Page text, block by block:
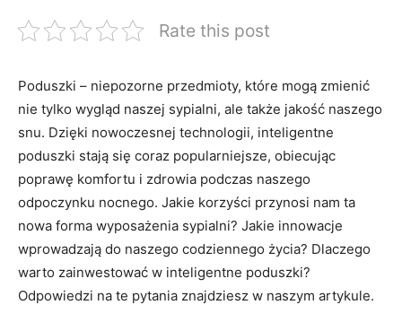
Rate this post
Poduszki – ‍niepozorne przedmioty, które ‌mogą⁢ zmienić
nie tylko wygląd naszej sypialni, ale także jakość⁢ naszego
snu. Dzięki nowoczesnej technologii, inteligentne
‌poduszki‌ stają się coraz popularniejsze, obiecując
poprawę komfortu i zdrowia⁢ podczas naszego⁤
odpoczynku ​nocnego. Jakie korzyści przynosi nam ta
nowa ⁤forma wyposażenia sypialni? Jakie innowacje
wprowadzają do naszego codziennego życia? Dlaczego
warto zainwestować w inteligentne poduszki?
Odpowiedzi na te ⁣pytania znajdziesz w naszym artykule.